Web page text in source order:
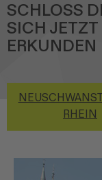
SCHLOSS
SICH
ERKUNDEN
RHEIN